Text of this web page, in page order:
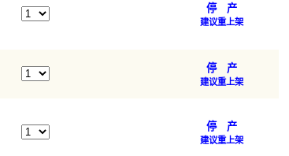
停 产
建议重上架
停 产
建议重上架
停 产
建议重上架